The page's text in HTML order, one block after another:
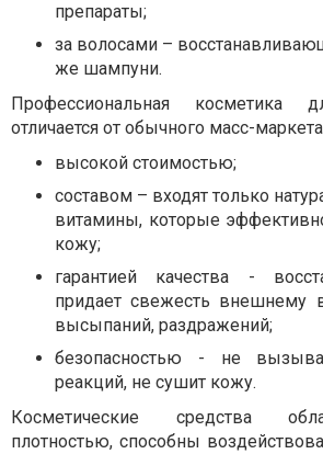
препараты;
за волосами –
же шампуни.
Профессиональная косметика
отличается от обычного масс-
высокой стоимостью;
составом – входят только
витамины, которые
кожу;
гарантией качества -
придает свежесть внешнему
высыпаний, раздражений;
безопасностью - не
реакций, не сушит кожу.
Косметические средства
плотностью, способны